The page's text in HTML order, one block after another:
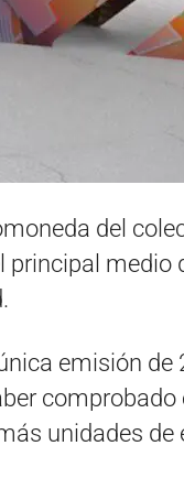
del
principal medio
emisión de
comprobado
unidades de